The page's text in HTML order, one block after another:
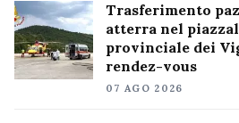
Trasferimento
atterra nel
provinciale dei
rendez-vous
07 AGO 2026